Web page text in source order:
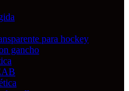
para hockey
gancho